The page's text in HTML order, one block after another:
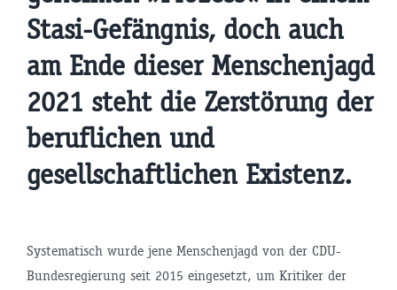
Stasi-Gefängnis, doch auch
am Ende dieser Menschenjagd
2021 steht die Zerstörung der
beruflichen und
gesellschaftlichen Existenz.
Systematisch wurde jene Menschenjagd von der CDU-
Bundesregierung seit 2015 eingesetzt, um Kritiker der